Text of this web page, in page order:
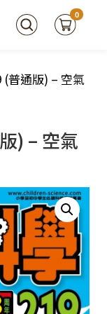
0
(普通版) – 空氣
) – 空氣